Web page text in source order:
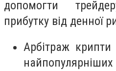
допомогти
прибутку від денної
Арбітраж